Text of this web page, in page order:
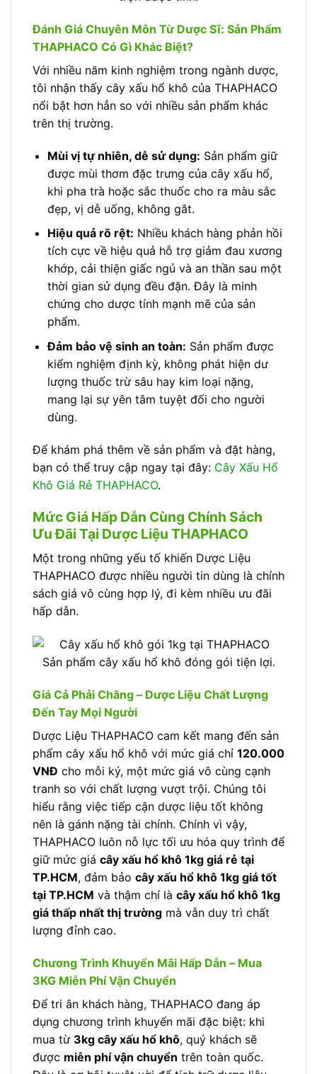
Đánh Giá Chuyên Môn Từ Dược Sĩ: Sản Phẩm
THAPHACO Có Gì Khác Biệt?
Với nhiều năm kinh nghiệm trong ngành dược,
tôi nhận thấy cây xấu hổ khô của THAPHACO
nổi bật hơn hẳn so với nhiều sản phẩm khác
trên thị trường.
Mùi vị tự nhiên, dễ sử dụng: Sản phẩm giữ
được mùi thơm đặc trưng của cây xấu hổ,
khi pha trà hoặc sắc thuốc cho ra màu sắc
đẹp, vị dễ uống, không gắt.
Hiệu quả rõ rệt: Nhiều khách hàng phản hồi
tích cực về hiệu quả hỗ trợ giảm đau xương
khớp, cải thiện giấc ngủ và an thần sau một
thời gian sử dụng đều đặn. Đây là minh
chứng cho dược tính mạnh mẽ của sản
phẩm.
Đảm bảo vệ sinh an toàn: Sản phẩm được
kiểm nghiệm định kỳ, không phát hiện dư
lượng thuốc trừ sâu hay kim loại nặng,
mang lại sự yên tâm tuyệt đối cho người
dùng.
Để khám phá thêm về sản phẩm và đặt hàng,
bạn có thể truy cập ngay tại đây: Cây Xấu Hổ
Khô Giá Rẻ THAPHACO.
Mức Giá Hấp Dẫn Cùng Chính Sách
Ưu Đãi Tại Dược Liệu THAPHACO
Một trong những yếu tố khiến Dược Liệu
THAPHACO được nhiều người tin dùng là chính
sách giá vô cùng hợp lý, đi kèm nhiều ưu đãi
hấp dẫn.
Sản phẩm cây xấu hổ khô đóng gói tiện lợi.
Giá Cả Phải Chăng – Dược Liệu Chất Lượng
Đến Tay Mọi Người
Dược Liệu THAPHACO cam kết mang đến sản
phẩm cây xấu hổ khô với mức giá chỉ 120.000
VNĐ cho mỗi ký, một mức giá vô cùng cạnh
tranh so với chất lượng vượt trội. Chúng tôi
hiểu rằng việc tiếp cận dược liệu tốt không
nên là gánh nặng tài chính. Chính vì vậy,
THAPHACO luôn nỗ lực tối ưu hóa quy trình để
giữ mức giá cây xấu hổ khô 1kg giá rẻ tại
TP.HCM, đảm bảo cây xấu hổ khô 1kg giá tốt
tại TP.HCM và thậm chí là cây xấu hổ khô 1kg
giá thấp nhất thị trường mà vẫn duy trì chất
lượng đỉnh cao.
Chương Trình Khuyến Mãi Hấp Dẫn – Mua
3KG Miễn Phí Vận Chuyển
Để tri ân khách hàng, THAPHACO đang áp
dụng chương trình khuyến mãi đặc biệt: khi
mua từ 3kg cây xấu hổ khô, quý khách sẽ
được miễn phí vận chuyển trên toàn quốc.